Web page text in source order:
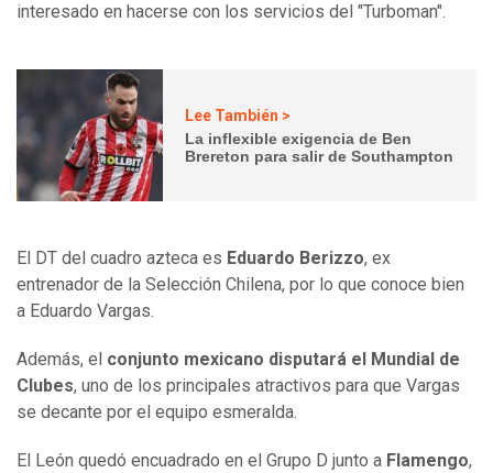
interesado en hacerse con los servicios del "Turboman".
Lee También >
La inflexible exigencia de Ben
Brereton para salir de Southampton
El DT del cuadro azteca es Eduardo Berizzo, ex
entrenador de la Selección Chilena, por lo que conoce bien
a Eduardo Vargas.
Además, el conjunto mexicano disputará el Mundial de
Clubes, uno de los principales atractivos para que Vargas
se decante por el equipo esmeralda.
El León quedó encuadrado en el Grupo D junto a Flamengo,